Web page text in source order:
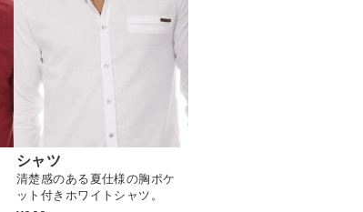
シャツ
清楚感のある夏仕様の胸ポケ
ット付きホワイトシャツ。